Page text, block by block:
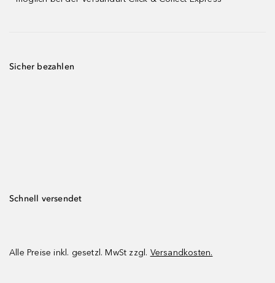
Sicher bezahlen
Schnell versendet
Alle Preise inkl. gesetzl. MwSt zzgl. Versandkosten.